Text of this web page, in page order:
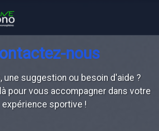
nous
une suggestion ou besoin d'aide ?
pour vous accompagner dans votre
expérience sportive !